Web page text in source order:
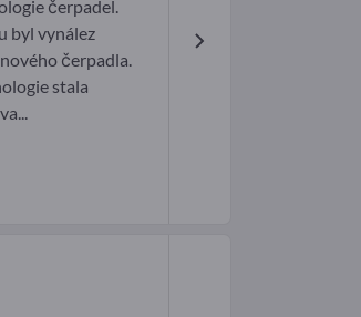
čerpadel.
byl vynález
čerpadla.
stala